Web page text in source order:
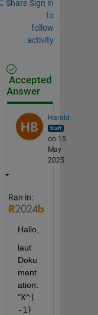
Share Sign in
to
follow
activity
Accepted
Answer
Harald
on 15
May
2025
Ran in:
Hallo,
laut
Doku
ment
ation:
"X^(
-1)